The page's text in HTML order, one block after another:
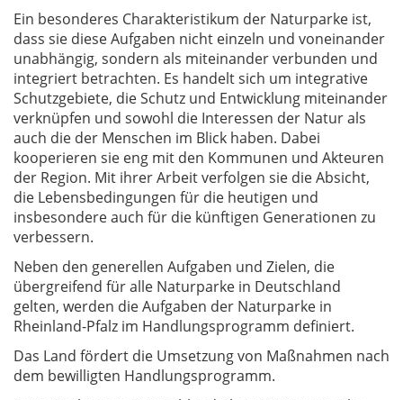
Ein besonderes Charakteristikum der Naturparke ist,
dass sie diese Aufgaben nicht einzeln und voneinander
unabhängig, sondern als miteinander verbunden und
integriert betrachten. Es handelt sich um integrative
Schutzgebiete, die Schutz und Entwicklung miteinander
verknüpfen und sowohl die Interessen der Natur als
auch die der Menschen im Blick haben. Dabei
kooperieren sie eng mit den Kommunen und Akteuren
der Region. Mit ihrer Arbeit verfolgen sie die Absicht,
die Lebensbedingungen für die heutigen und
insbesondere auch für die künftigen Generationen zu
verbessern.
Neben den generellen Aufgaben und Zielen, die
übergreifend für alle Naturparke in Deutschland
gelten, werden die Aufgaben der Naturparke in
Rheinland-Pfalz im Handlungsprogramm definiert.
Das Land fördert die Umsetzung von Maßnahmen nach
dem bewilligten Handlungsprogramm.